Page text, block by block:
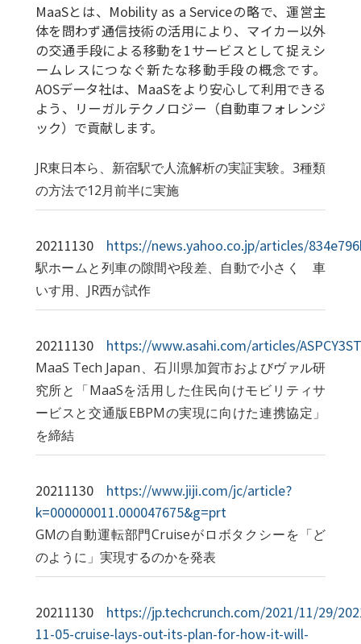
MaaSとは、Mobility as a Serviceの略で、運営主
体を問わず通信技術の活用により、マイカー以外
の交通手段による移動を1サービスとして捉えシ
ームレスにつなぐ新たな移動手段の概念です。
AOSデータ社は、MaaSをより安心して利用できる
よう、リーガルテクノロジー（自動車フォレンジ
ック）で貢献します。
JR東日本ら、新宿駅で人流解析の実証実験。3種類
の方法で12月前半に実施
20211130 https://news.yahoo.co.jp/articles/
駅ホームと列車の隙間や段差、自動で小さく 車
いす用、JR西が試作
20211130 https://www.asahi.com/articles/
MaaS Tech Japan、石川県加賀市およびヴァル研
究所と「MaaSを活用した住民向けモビリティサ
ービスと交通版EBPMの実現に向けた連携協定」
を締結
20211130
https://www.jiji.com/jc/article?
k=000000011.000047675&g=prt
GMの自動運転部門Cruiseがロボタクシーを「ど
のように」実現するのかを発表
20211130
https://jp.techcrunch.com/2021/11/29/
11-05-cruise-lays-out-its-plan-for-how-it-will-